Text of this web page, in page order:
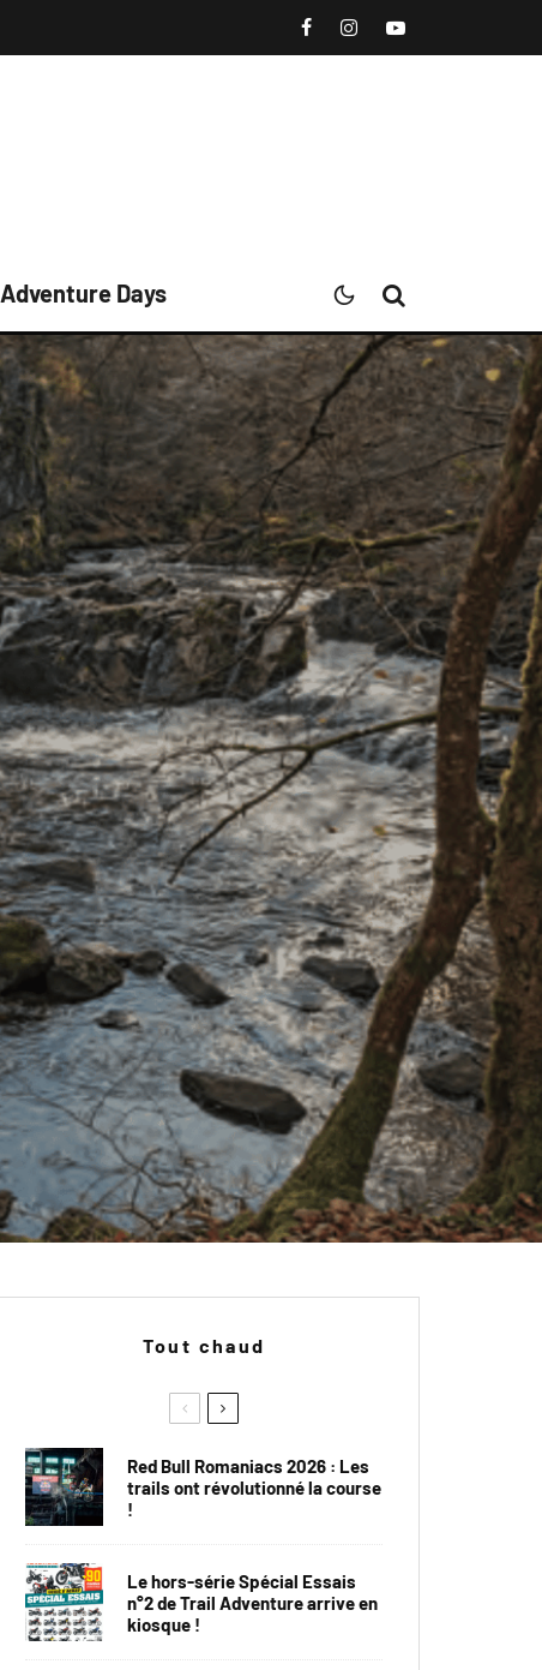
Days
Tout chaud
Red Bull Romaniacs 2026 : Les
trails ont révolutionné la course
!
Le hors-série Spécial Essais
n°2 de Trail Adventure arrive en
kiosque !